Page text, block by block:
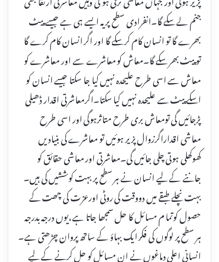
جنم لے سکے گا۔انفرادی سطح پر یہ ایسے ہی ہے جیسے پیٹ
بھرے گا تو انسان کام کر سکے گا اور اگر انسان کام کرے گا
تو پیٹ بھر سکے گا۔معاش کو معاشرے سے اور معاشرے کو
معاش سے اسی طرح علیحدہ نہیں کیا جا سکتا جیسے انسان کو
اسکے پیٹ سے علیحدہ نہیں کیا سکتا۔اگرمعاشرتی اقدار ڈھیلی
پڑجائیں گی تومعاش بری طرح متاثرہوگی اور اسی طرح
معاشی اقداراگرزوال پزیر ہوئیں تو معاشرے کی بنیادیں
کھوکھلی ہوتی چلی جائیں گی۔معاشرتی اور معاشی حقائق کو
جاننے کے لیے انسان نے ہر سطح پر بہت کوششیں کی ہیں۔
بہت نچلے طبقے میں دووقت کی روٹی اورعزت کی چھت کے
حصول کوتما م مسائل کا حل سمجھا جاتا ہے،یوں درجہ بدرجہ
ہر سطح پر لوگوں کی فکر ایک بہاؤ کے ساتھ پروان چڑھتی ہے۔
انسانی اعلی دماغوں نے ان مسائل کو حل کرنے کے لیے